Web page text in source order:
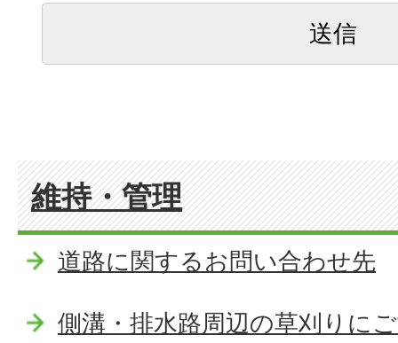
維持・管理
道路に関するお問い合わせ先
側溝・排水路周辺の草刈りに